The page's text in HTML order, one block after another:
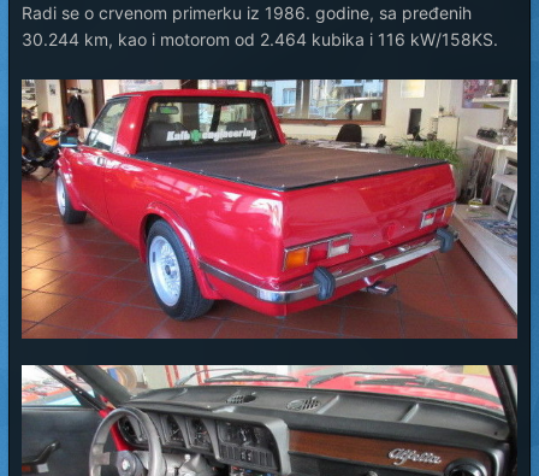
Radi se o crvenom primerku iz 1986. godine, sa pređenih
30.244 km, kao i motorom od 2.464 kubika i 116 kW/158KS.